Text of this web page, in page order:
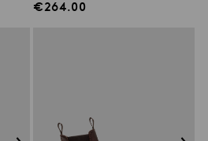
Preis
Verkaufspreis
€264.00